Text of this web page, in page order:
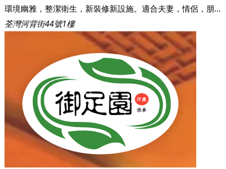
環境幽雅，整潔衛生，新裝修新設施。適合夫妻，情侶，朋友一起光顧。本店提供最新第三代納米汗蒸設施，足浴，香薰淋巴推拿，按摩 ,傳統拔罐，刮痧，修腳皮等服務。
荃灣河背街44號1樓